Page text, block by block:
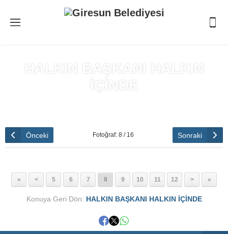
HALKIN BAŞKANI HALKIN
İÇİNDE
Önceki Fotoğraf: 8 / 16 Sonraki
« < 5 6 7 8 9 10 11 12 > »
Konuya Geri Dön: HALKIN BAŞKANI HALKIN İÇİNDE